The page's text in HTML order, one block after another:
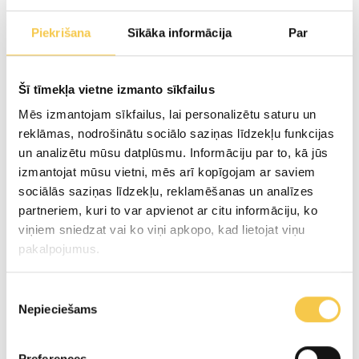
Piekrišana Sīkāka informācija Par
Šī tīmekļa vietne izmanto sīkfailus
Mēs izmantojam sīkfailus, lai personalizētu saturu un
reklāmas, nodrošinātu sociālo saziņas līdzekļu funkcijas
un analizētu mūsu datplūsmu. Informāciju par to, kā jūs
izmantojat mūsu vietni, mēs arī kopīgojam ar saviem
sociālās saziņas līdzekļu, reklamēšanas un analīzes
partneriem, kuri to var apvienot ar citu informāciju, ko
viņiem sniedzat vai ko viņi apkopo, kad lietojat viņu
pakalpojumus.
izvēle
Nepieciešams
Laktozes nepanesība varbūt pārējoša parādība.
Izslēdzot laktozi saturošu produktu lietošanu,
simptomi izzūd 2-4 nedēļu laikā.
KEFĪRS BEZLAKTOZES AR
BIFIDOBAKTĒRIJĀM
skābpiena produkti.
Cilvēkiem ar t.s. «jutīgajām zarnām», kuriem ir